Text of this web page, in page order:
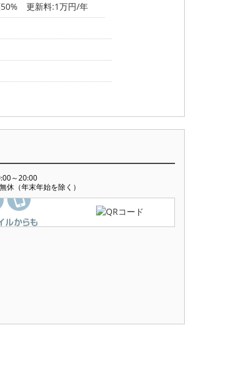
更新料:1万円/年
～20:00
休（年末年始を除く）